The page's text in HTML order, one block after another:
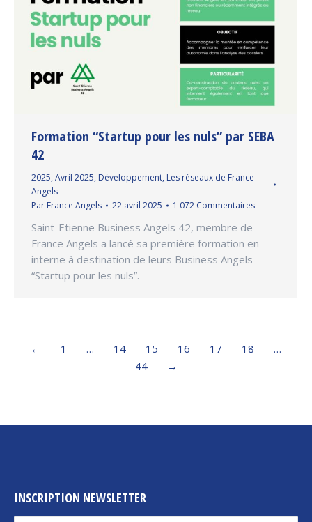
Formation “Startup pour les nuls” par SEBA
42
2025, Avril 2025, Développement, Les réseaux de France
Angels
Par France Angels 22 avril 2025 1 072 Commentaires
Saint-Etienne Business Angels 42, membre de
France Angels a lancé sa première formation en
interne à destination de leurs Business Angels
“Startup pour les nuls”.
← 1 … 14 15 16 17 18
…
44
→
INSCRIPTION NEWSLETTER